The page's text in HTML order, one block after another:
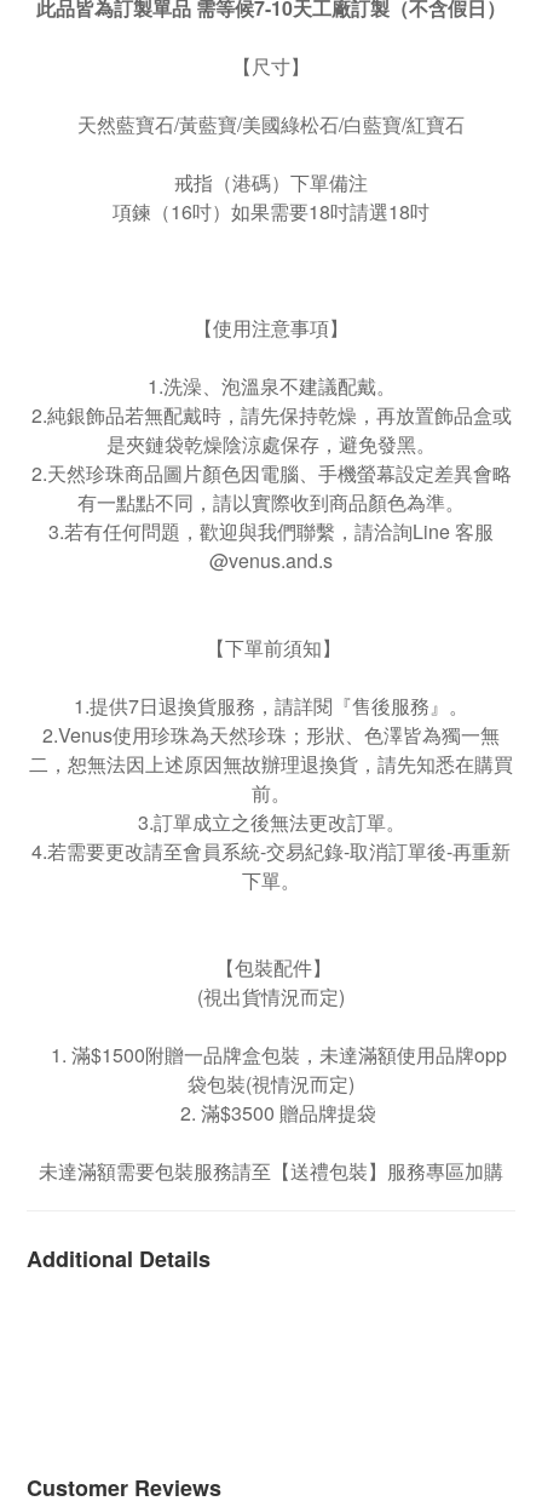
此品皆為訂製單品 需等候7-10天工廠訂製（不含假日）
【尺寸】
天然藍寶石/黃藍寶/美國綠松石/白藍寶/紅寶石
戒指（港碼）下單備注
項鍊（16吋）如果需要18吋請選18吋
【使用注意事項】
1.洗澡、泡溫泉不建議配戴。
2.純銀飾品若無配戴時，請先保持乾燥，再放置飾品盒或
是夾鏈袋乾燥陰涼處保存，避免發黑。
2.天然珍珠商品圖片顏色因電腦、手機螢幕設定差異會略
有一點點不同，請以實際收到商品顏色為準。
3.若有任何問題，歡迎與我們聯繫，請洽詢Line 客服
@venus.and.s
【下單前須知】
1.提供7日退換貨服務，請詳閱『售後服務』。
2.Venus使用珍珠為天然珍珠；形狀、色澤皆為獨一無
二，恕無法因上述原因無故辦理退換貨，請先知悉在購買
前。
3.訂單成立之後無法更改訂單。
4.若需要更改請至會員系統-交易紀錄-取消訂單後-再重新
下單。
【包裝配件】
(視出貨情況而定)
1. 滿$1500附贈一品牌盒包裝，未達滿額使用品牌opp
袋包裝(視情況而定)
2. 滿$3500 贈品牌提袋
未達滿額需要包裝服務請至【送禮包裝】服務專區加購
Additional Details
Customer Reviews